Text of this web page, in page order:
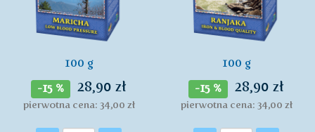
100 g
-15 % 28,90 zł
pierwotna cena: 34,00 zł
100 g
-15 % 28,90 zł
pierwotna cena: 34,00 zł